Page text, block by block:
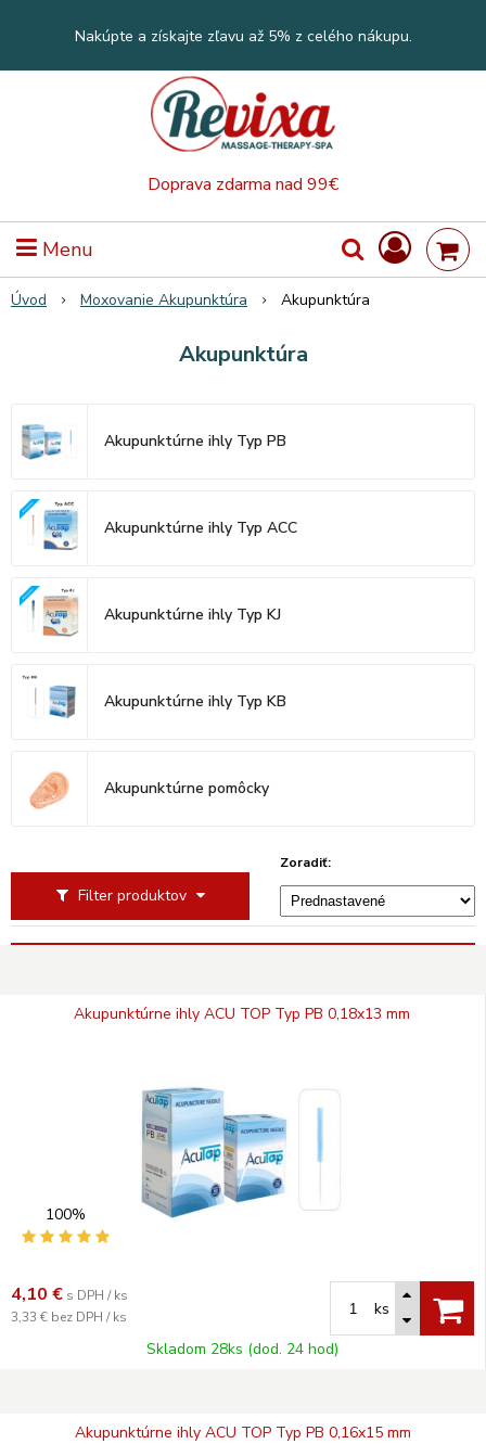
Doprava zdarma nad 99€
Nakúpte a získajte zľavu až 5% z celého nákupu.
Menu
Úvod Moxovanie Akupunktúra Akupunktúra
Akupunktúra
Akupunktúrne ihly Typ PB
Akupunktúrne ihly Typ ACC
Akupunktúrne ihly Typ KJ
Akupunktúrne ihly Typ KB
Akupunktúrne pomôcky
Filter produktov
Zoradiť:
Akupunktúrne ihly ACU TOP Typ PB 0,18x13 mm
100%
4,10 € s DPH / ks
3,33 € bez DPH / ks
ks
Skladom 28ks (dod. 24 hod)
Akupunktúrne ihly ACU TOP Typ PB 0,16x15 mm